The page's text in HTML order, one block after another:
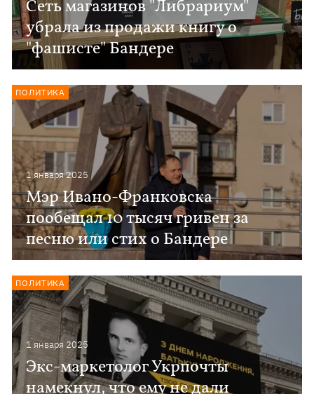
Сеть магазинов "Либрариум"
убрала из продажи книгу о
"фашисте" Бандере
1 января 2025
Мэр Ивано-Франковска
пообещал 10 тысяч гривен за
песню или стих о Бандере
ПОЛИТИКА
1 января 2025
Экс-маркетолог Укрпочты
намекнул, что ему не дали
ПОЛИТИКА